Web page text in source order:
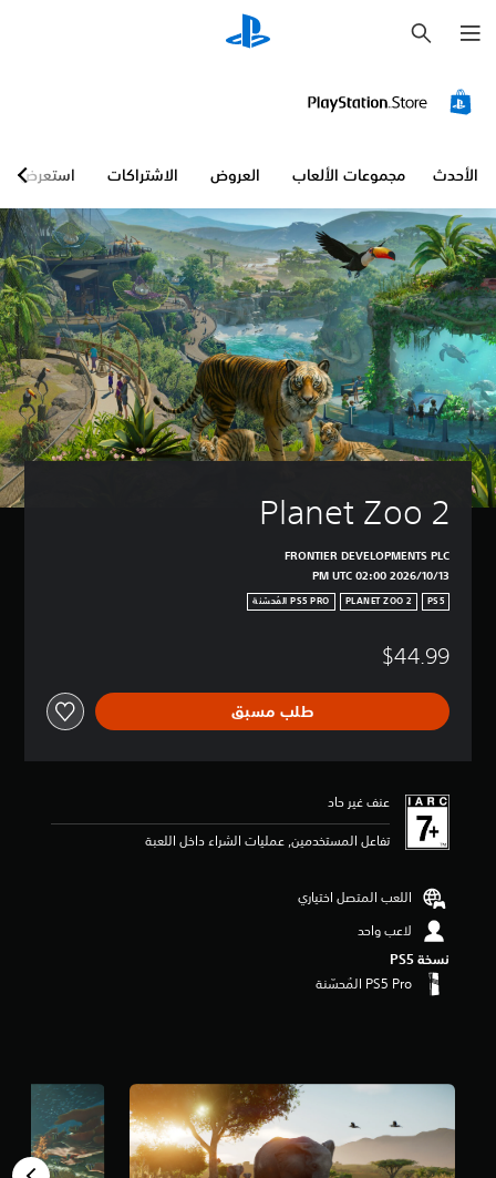
ح
ث
الأحدث مجموعات الألعاب العروض الاشتراكات استعرض
Planet Zoo 2
FRONTIER DEVELOPMENTS PLC
13‏/10‏/2026 02:00 PM UTC
PS5
PLANET ZOO 2
$44.99
طلب مسبق
عنف غير حاد
تفاعل المستخدمين, عمليات الشراء داخل اللعبة
اللعب المتصل اختياري
لاعب واحد
نسخة PS5‏